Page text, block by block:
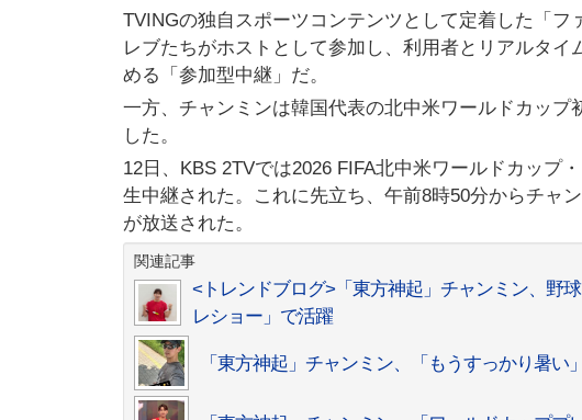
TVINGの独自スポーツコンテンツとして定着した「
レブたちがホストとして参加し、利用者とリアルタ
める「参加型中継」だ。
一方、チャンミンは韓国代表の北中米ワールドカッ
した。
12日、KBS 2TVでは2026 FIFA北中米ワールドカップ
生中継された。これに先立ち、午前8時50分からチャ
が放送された。
関連記事
<トレンドブログ>「東方神起」チャンミン、野
レショー」で活躍
「東方神起」チャンミン、「もうすっかり暑